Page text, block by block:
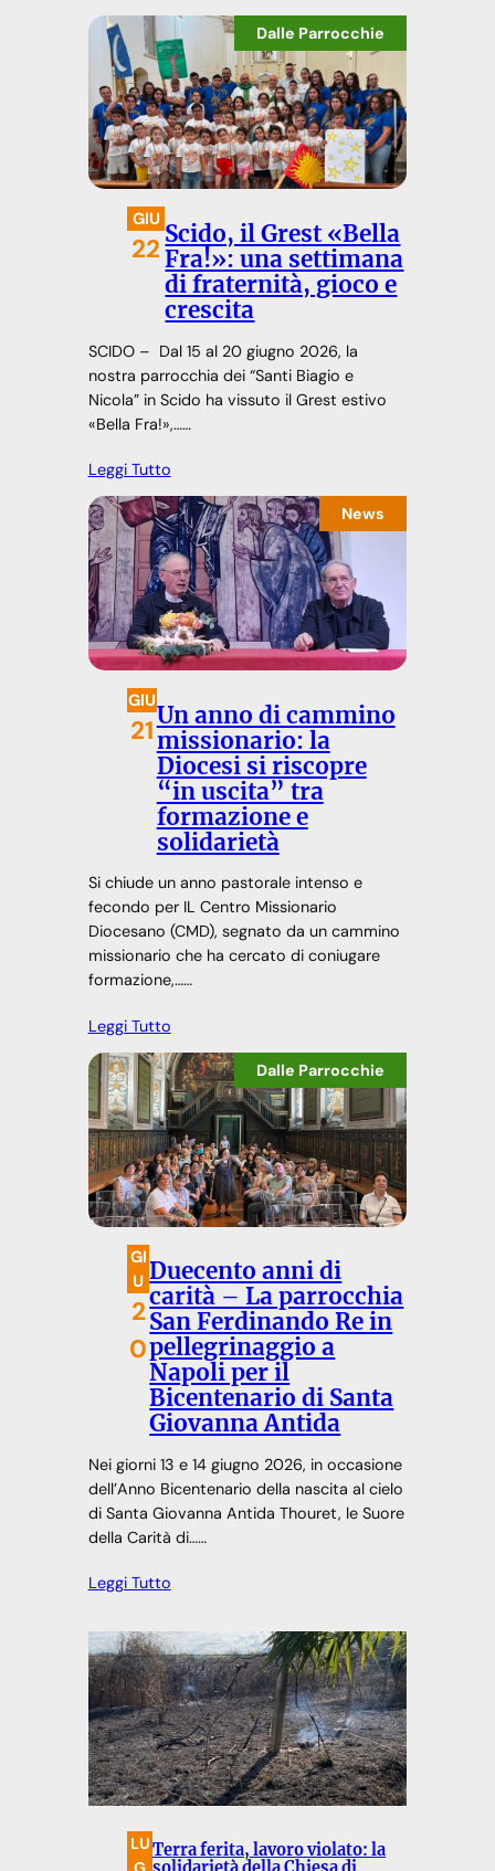
Dalle Parrocchie
GIU
22Scido, il Grest «Bella
Fra!»: una settimana
di fraternità, gioco e
crescita
SCIDO – Dal 15 al 20 giugno 2026, la
nostra parrocchia dei “Santi Biagio e
Nicola” in Scido ha vissuto il Grest estivo
«Bella Fra!»,……
Leggi Tutto
News
GIU
21Un anno di cammino
missionario: la
Diocesi si riscopre
“in uscita” tra
formazione e
solidarietà
Si chiude un anno pastorale intenso e
fecondo per IL Centro Missionario
Diocesano (CMD), segnato da un cammino
missionario che ha cercato di coniugare
formazione,……
Leggi Tutto
Dalle Parrocchie
GI
U
2
0
Duecento anni di
carità – La parrocchia
San Ferdinando Re in
pellegrinaggio a
Napoli per il
Bicentenario di Santa
Giovanna Antida
Nei giorni 13 e 14 giugno 2026, in occasione
dell’Anno Bicentenario della nascita al cielo
di Santa Giovanna Antida Thouret, le Suore
della Carità di……
Leggi Tutto
LUTerra ferita, lavoro violato: la